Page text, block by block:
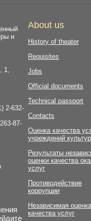
и
1,
2-632-
87-
About us
History of theater
Requisites
Jobs
Official documents
Technical passport
Contacts
Оценка качества
учреждений
Результаты
оценки качества
услуг
Противодействие
коррупции
Независимая оценка
качества услуг